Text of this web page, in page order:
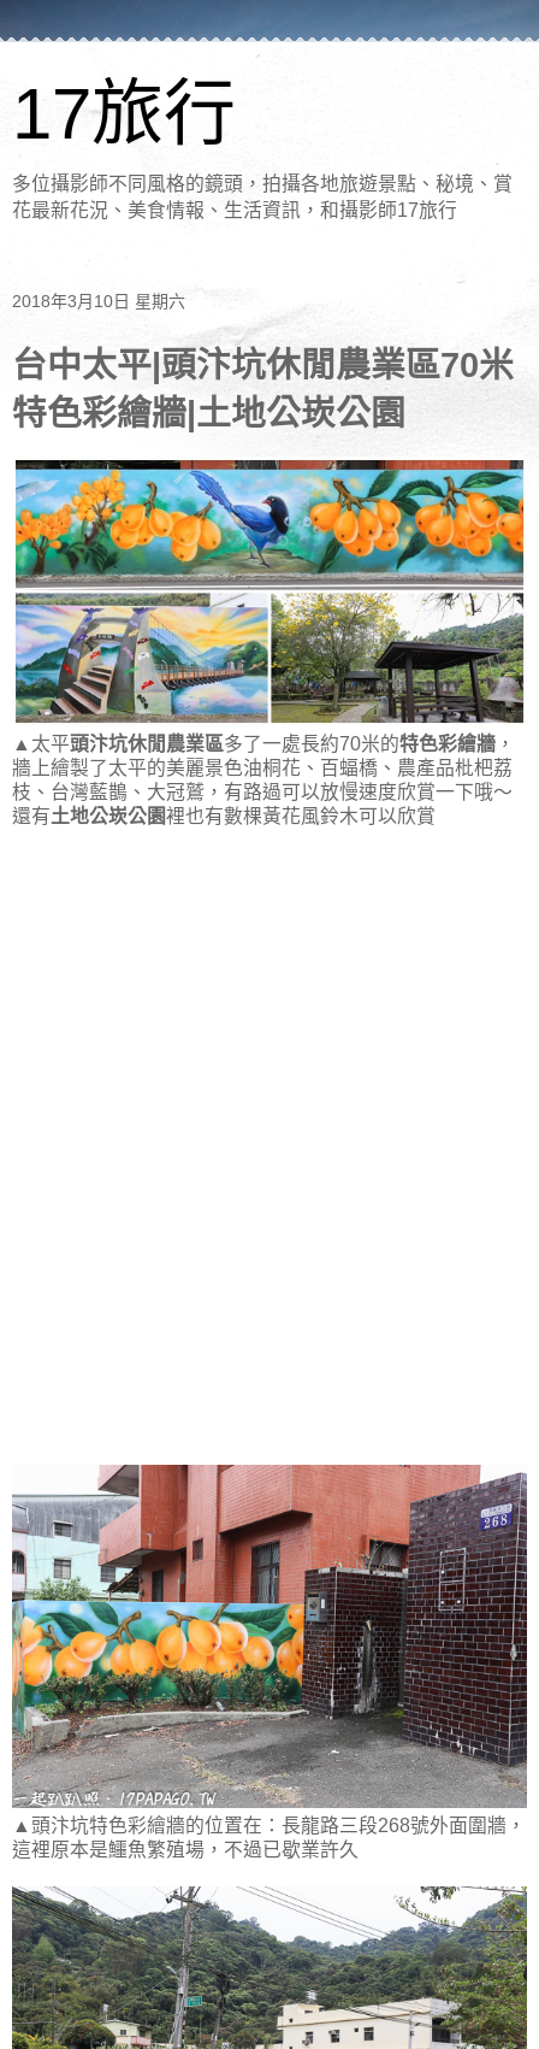
17旅行
多位攝影師不同風格的鏡頭，拍攝各地旅遊景點、秘境、賞
花最新花況、美食情報、生活資訊，和攝影師17旅行
2018年3月10日 星期六
台中太平|頭汴坑休閒農業區70米
特色彩繪牆|土地公崁公園
▲太平頭汴坑休閒農業區多了一處長約70米的特色彩繪牆 ，
牆上繪製了太平的美麗景色油桐花、百蝠橋、農產品枇杷荔
枝、台灣藍鵲、大冠鷲，有路過可以放慢速度欣賞一下哦～
還有土地公崁公園裡也有數棵黃花風鈴木可以欣賞
▲頭汴坑特色彩繪牆的位置在：長龍路三段268號外面圍牆，
這裡原本是鱷魚繁殖場，不過已歇業許久